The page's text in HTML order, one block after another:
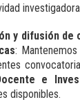
y difusión
:
e
disponibles.